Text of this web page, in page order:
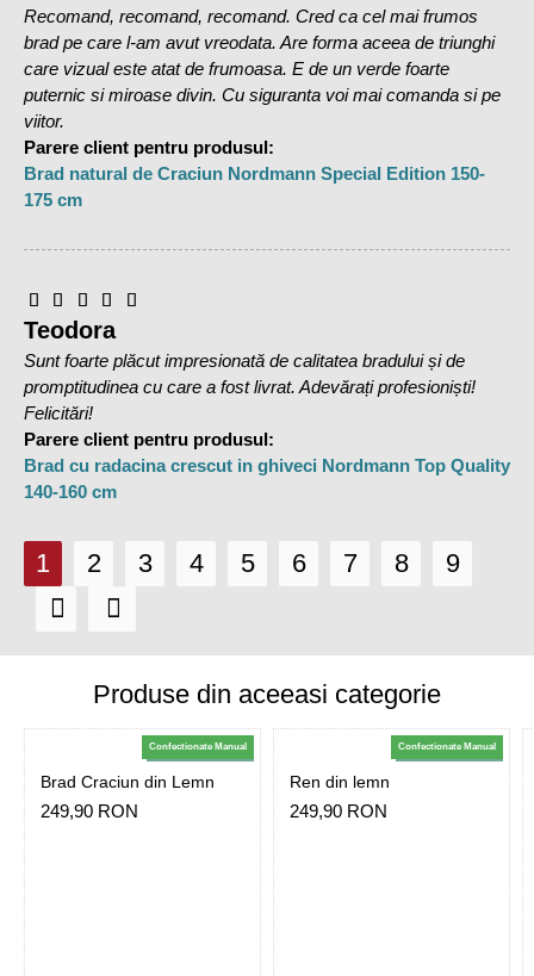
Recomand, recomand, recomand. Cred ca cel mai frumos
brad pe care l-am avut vreodata. Are forma aceea de triunghi
care vizual este atat de frumoasa. E de un verde foarte
puternic si miroase divin. Cu siguranta voi mai comanda si pe
viitor.
Parere client pentru produsul:
Brad natural de Craciun Nordmann Special Edition 150-
175 cm
Teodora
Sunt foarte plăcut impresionată de calitatea bradului și de
promptitudinea cu care a fost livrat. Adevărați profesioniști!
Felicitări!
Parere client pentru produsul:
Brad cu radacina crescut in ghiveci Nordmann Top Quality
140-160 cm
1 2 3 4 5 6 7 8 9
Produse din aceeasi categorie
Confectionate Manual
Brad Craciun din Lemn
249,90 RON
Confectionate Manual
Ren din lemn
249,90 RON